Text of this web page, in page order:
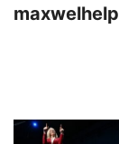
maxwelhelp